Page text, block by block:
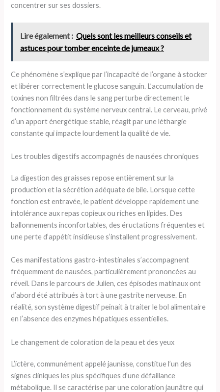
concentrer sur ses dossiers.
Lire également : Quels sont les meilleurs conseils et
astuces pour tomber enceinte de jumeaux ?
Ce phénomène s’explique par l’incapacité de l’organe à stocker
et libérer correctement le glucose sanguin. L’accumulation de
toxines non filtrées dans le sang perturbe directement le
fonctionnement du système nerveux central. Le cerveau, privé
d’un apport énergétique stable, réagit par une léthargie
constante qui impacte lourdement la qualité de vie.
Les troubles digestifs accompagnés de nausées chroniques
La digestion des graisses repose entièrement sur la
production et la sécrétion adéquate de bile. Lorsque cette
fonction est entravée, le patient développe rapidement une
intolérance aux repas copieux ou riches en lipides. Des
ballonnements inconfortables, des éructations fréquentes et
une perte d’appétit insidieuse s’installent progressivement.
Ces manifestations gastro-intestinales s’accompagnent
fréquemment de nausées, particulièrement prononcées au
réveil. Dans le parcours de Julien, ces épisodes matinaux ont
d’abord été attribués à tort à une gastrite nerveuse. En
réalité, son système digestif peinait à traiter le bol alimentaire
en l’absence des enzymes hépatiques essentielles.
Le changement de coloration de la peau et des yeux
L’ictère, communément appelé jaunisse, constitue l’un des
signes cliniques les plus spécifiques d’une défaillance
métabolique. Il se caractérise par une coloration jaunâtre qui